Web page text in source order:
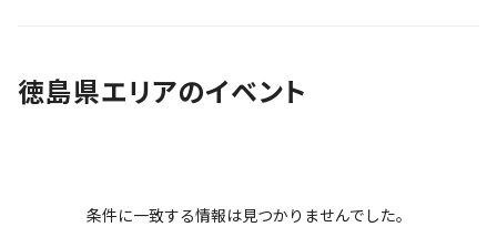
徳島県エリアのイベント
条件に一致する情報は見つかりませんでした。